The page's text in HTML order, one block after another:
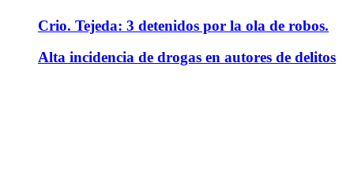
Crio. Tejeda: 3 detenidos por la ola de robos.
Alta incidencia de drogas en autores de delitos